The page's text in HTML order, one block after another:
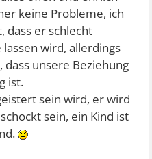
keine Probleme, ich
dass er schlecht
wird, allerdings
dass unsere Beziehung
ist.
sein wird, er wird
sein, ein Kind ist